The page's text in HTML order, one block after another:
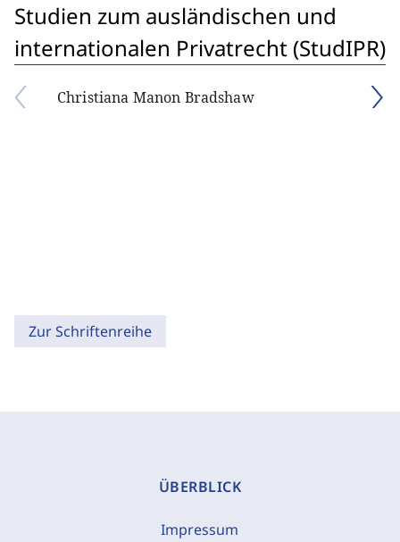
Studien zum ausländischen und
internationalen Privatrecht (StudIPR)
Christiana Manon Bradshaw
Zur Schriftenreihe
ÜBERBLICK
Impressum